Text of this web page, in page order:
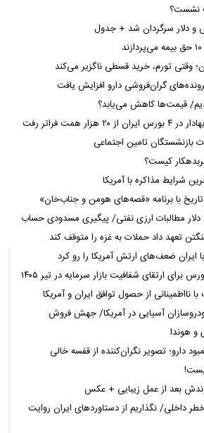
نشست؟
و دلار سرگردان شد + جدول
وقتی تورم، خرید قسطی ناگزیر می‌کند
گران‌فروشی دارو افزایش یافت
قیمت‌ها کاهش می‌یابد؟
همت فراتر رفت
بازنشستگان تامین اجتماعی
کیست؟
شرایط مذاکره با آمریکا
با برنامه «قصه‌های هومن و جناب‌خان»
تعهد داد حملات به غزه را متوقف کند
ایران ضعف‌های ارتش آمریکا را رو کرد
برای ارتقای شفافیت بازار سرمایه در تیر ۱۴۰۵
آسیایی در آمریکا/ جهش فروش
و هوندا
دارو؛ تصویر نگران‌کننده از قفسه خالی
بعد از عمل زیبایی + عکس
داخلی/ نگذاریم از دستاوردهای ایران روایت